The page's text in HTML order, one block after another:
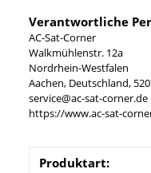
Verantwortliche
AC-Sat-Corner
Walkmühlenstr. 12a
Nordrhein-Westfalen
Aachen, Deutschland,
service@ac-sat-corner.de
https://www.ac-sat-
Produktart: